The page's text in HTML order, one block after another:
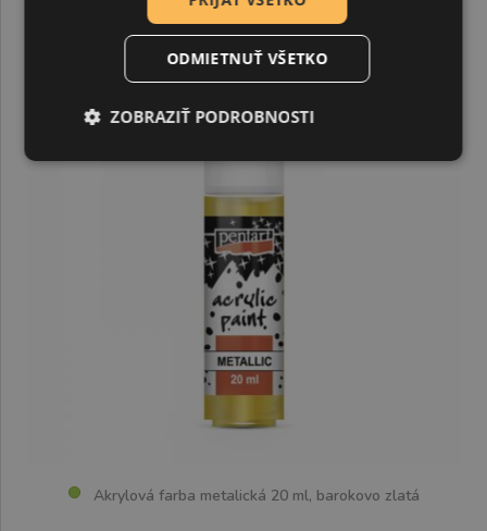
Akrylová farba metalická 20 ml, barokovo zlatá
ODMIETNUŤ VŠETKO
ZOBRAZIŤ PODROBNOSTI